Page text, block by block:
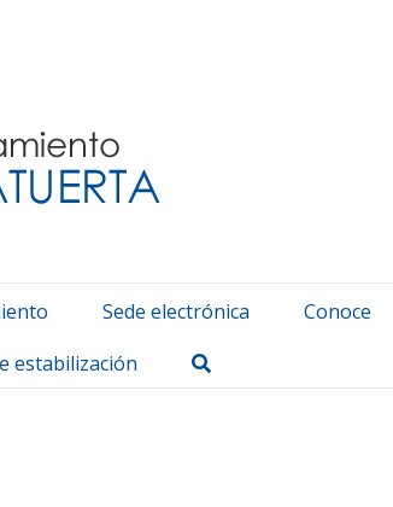
Villatuerta
Sede electrónica Conoce
estabilización